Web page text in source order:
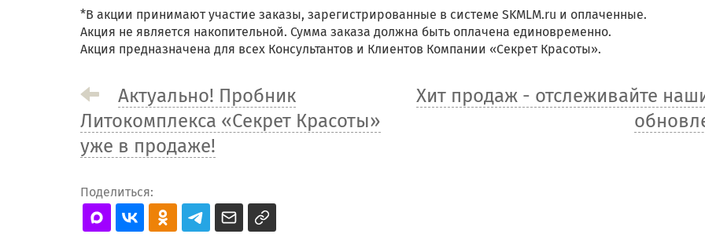
*В акции принимают участие заказы, зарегистрированные в системе SKMLM.ru и оплаченные.
Акция не является накопительной. Сумма заказа должна быть оплачена единовременно.
Акция предназначена для всех Консультантов и Клиентов Компании «Секрет Красоты».
Актуально! Пробник
Литокомплекса «Секрет Красоты»
уже в продаже!
Хит продаж - отслеживайте
Поделиться: